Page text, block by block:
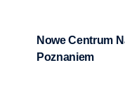
Nowe Centrum
Poznaniem